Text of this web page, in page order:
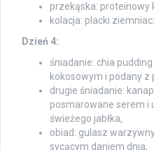
przekąska: proteinowy
kolacja: placki
Dzień 4:
śniadanie: chia
kokosowym i podany z
drugie śniadanie:
posmarowane serem i
świeżego jabłka,
obiad: gulasz
sycącym daniem dnia,